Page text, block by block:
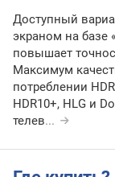
Доступный
экраном на базе
повышает
Максимум
потреблении
HDR10+, HLG и
телев...